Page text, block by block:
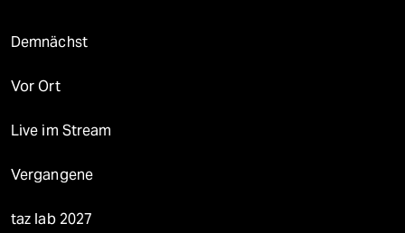
Demnächst
Vor Ort
Live im Stream
Vergangene
taz lab 2027